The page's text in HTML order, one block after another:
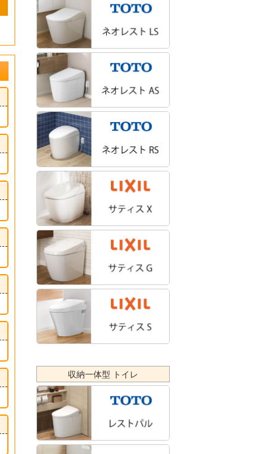
収納一体型 トイレ